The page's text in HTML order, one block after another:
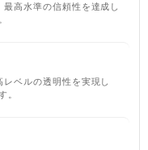
高水準の信頼性を達成し
ベルの透明性を実現し
。